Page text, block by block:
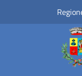
Vai al contenuto
Novità